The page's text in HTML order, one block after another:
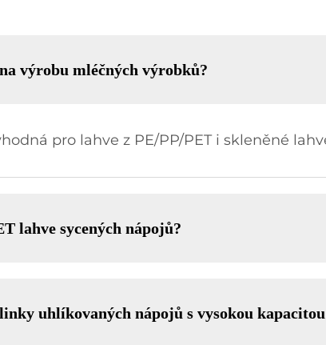
výrobu mléčných výrobků?
pro lahve z PE/PP/PET i skleněné
lahve sycených nápojů?
uhlíkovaných nápojů s vysokou